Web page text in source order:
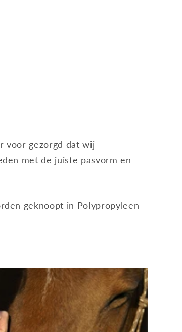
voor gezorgd dat wij
met de juiste pasvorm en
geknoopt in Polypropyleen